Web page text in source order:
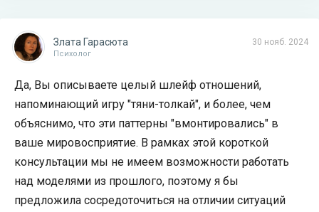
30 нояб. 2024
Злата Гарасюта
Психолог
Да, Вы описываете целый шлейф отношений,
напоминающий игру "тяни-толкай", и более, чем
объяснимо, что эти паттерны "вмонтировались" в
ваше мировосприятие. В рамках этой короткой
консультации мы не имеем возможности работать
над моделями из прошлого, поэтому я бы
предложила сосредоточиться на отличии ситуаций